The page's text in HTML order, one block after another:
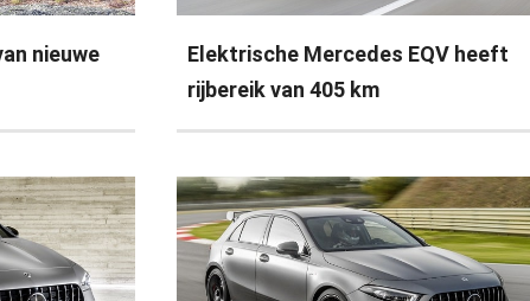
nieuwe
Elektrische Mercedes EQV heeft
rijbereik van 405 km